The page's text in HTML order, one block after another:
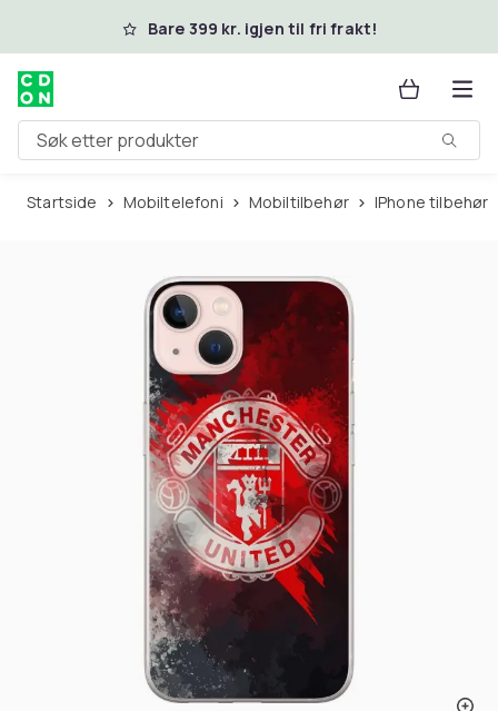
Hopp til hovedinnholdBare 399 kr. igjen til fri frakt!
Søk etter produkter
Startside Mobiltelefoni Mobiltilbehør iPhone tilbehør